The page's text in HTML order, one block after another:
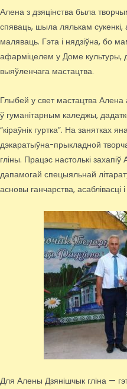
Алена з дзяцінства была
спяваць, шыла лялькам
маляваць. Гэта і нядзіўна, бо
афарміцелем у Доме культуры,
выяўленчага мастацтва.
Глыбей у свет мастацтва Алена
ў гуманітарным каледжы,
“кіраўнік гуртка”. На занятках
дэкаратыўна-прыкладной
гліны. Працэс настолькі
дапамогай спецыяльнай
асновы ганчарства, асаблівасці і
Для Алены Дзянішчык гліна —